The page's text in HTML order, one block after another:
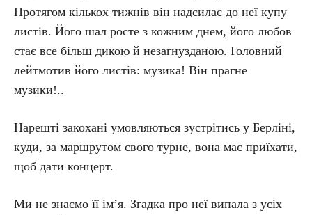
Протягом кількох тижнів він надсилає до неї купу
листів. Його шал росте з кожним днем, його любов
стає все більш дикою й незагнузданою. Головний
лейтмотив його листів: музика! Він прагне
музики!..
Нарешті закохані умовляються зустрітись у Берліні,
куди, за маршрутом свого турне, вона має приїхати,
щоб дати концерт.
Ми не знаємо її ім’я. Згадка про неї випала з усіх